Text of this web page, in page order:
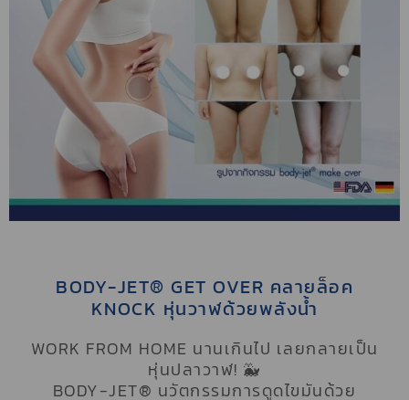
BODY-JET® GET OVER คลายล็อค
KNOCK หุ่นวาฬด้วยพลังน้ำ
WORK FROM HOME นานเกินไป เลยกลายเป็น
หุ่นปลาวาฬ! 🐳
BODY-JET® นวัตกรรมการดูดไขมันด้วย